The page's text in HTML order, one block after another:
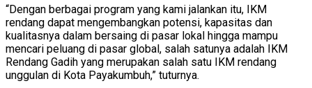
“Dengan berbagai program yang kami jalankan itu, IKM
rendang dapat mengembangkan potensi, kapasitas dan
kualitasnya dalam bersaing di pasar lokal hingga mampu
mencari peluang di pasar global, salah satunya adalah IKM
Rendang Gadih yang merupakan salah satu IKM rendang
unggulan di Kota Payakumbuh,” tuturnya.